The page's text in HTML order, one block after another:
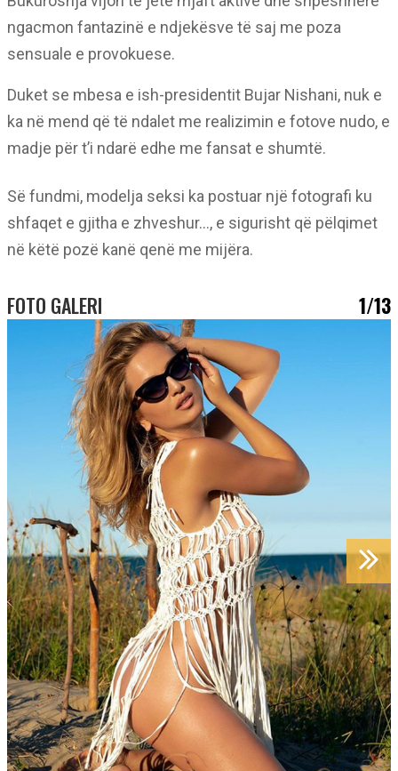
ngacmon fantazinë e ndjekësve të saj me poza
sensuale e provokuese.
Duket se mbesa e ish-presidentit Bujar Nishani, nuk e
ka në mend që të ndalet me realizimin e fotove nudo, e
madje për t’i ndarë edhe me fansat e shumtë.
Së fundmi, modelja seksi ka postuar një fotografi ku
shfaqet e gjitha e zhveshur…, e sigurisht që pëlqimet
në këtë pozë kanë qenë me mijëra.
FOTO GALERI 1/13